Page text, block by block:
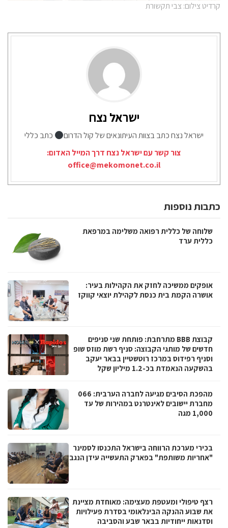
קרדיט צילום: צבי תקשורת
ישראל נצח
ישראל נצח כתב בצוות העיתונאים של קול הדרום
כתב כללי
צור קשר עם ישראל נצח דרך המייל האדום:
office@mekomonet.co.il
כתבות נוספות
שלוחה של כללית רפואה משלימה במרפאת
כללית ערד
אופקים ממשיכה לחזק את הקהילות בעיר:
אושרה הקמת בית כנסת לקהילת יוצאי קווקז
קבוצת BBB מתרחבת: פותחת שני סניפים
חדשים של מותגי הקבוצה: סניף רשת מוזס שופ
וסניף רפידוס במרכז רוטשטיין בבאר יעקב
בהשקעה הנאמדת בכ-1.2 מיליון שקל
מהפכת הסיבים מגיעה לחברה הערבית: 066
מחברת יישובים לאינטרנט במהירות של עד
1,000 מגה
בכירי מערכת הרווחה בישראל התכנסו לסמינר
"אחריות משותפת" בפארק התעשייה עידן הנגב
רצף טיפולי ומעטפת מעצימה: מאוחדת מציינת
את שבוע ההנקה הבינלאומי בסדרת פעילויות
וסדנאות ייחודיות בבאר שבע והסביבה